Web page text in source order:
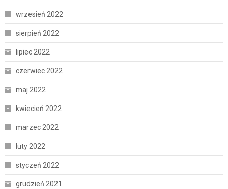
wrzesień 2022
sierpień 2022
lipiec 2022
czerwiec 2022
maj 2022
kwiecień 2022
marzec 2022
luty 2022
styczeń 2022
grudzień 2021